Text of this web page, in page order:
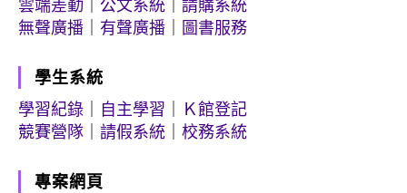
雲端差勤
公文系統
請購系統
無聲廣播
有聲廣播 圖書服務
學生系統
學習紀錄
自主學習
Ｋ館登記
競賽營隊
請假系統 校務系統
專案網頁